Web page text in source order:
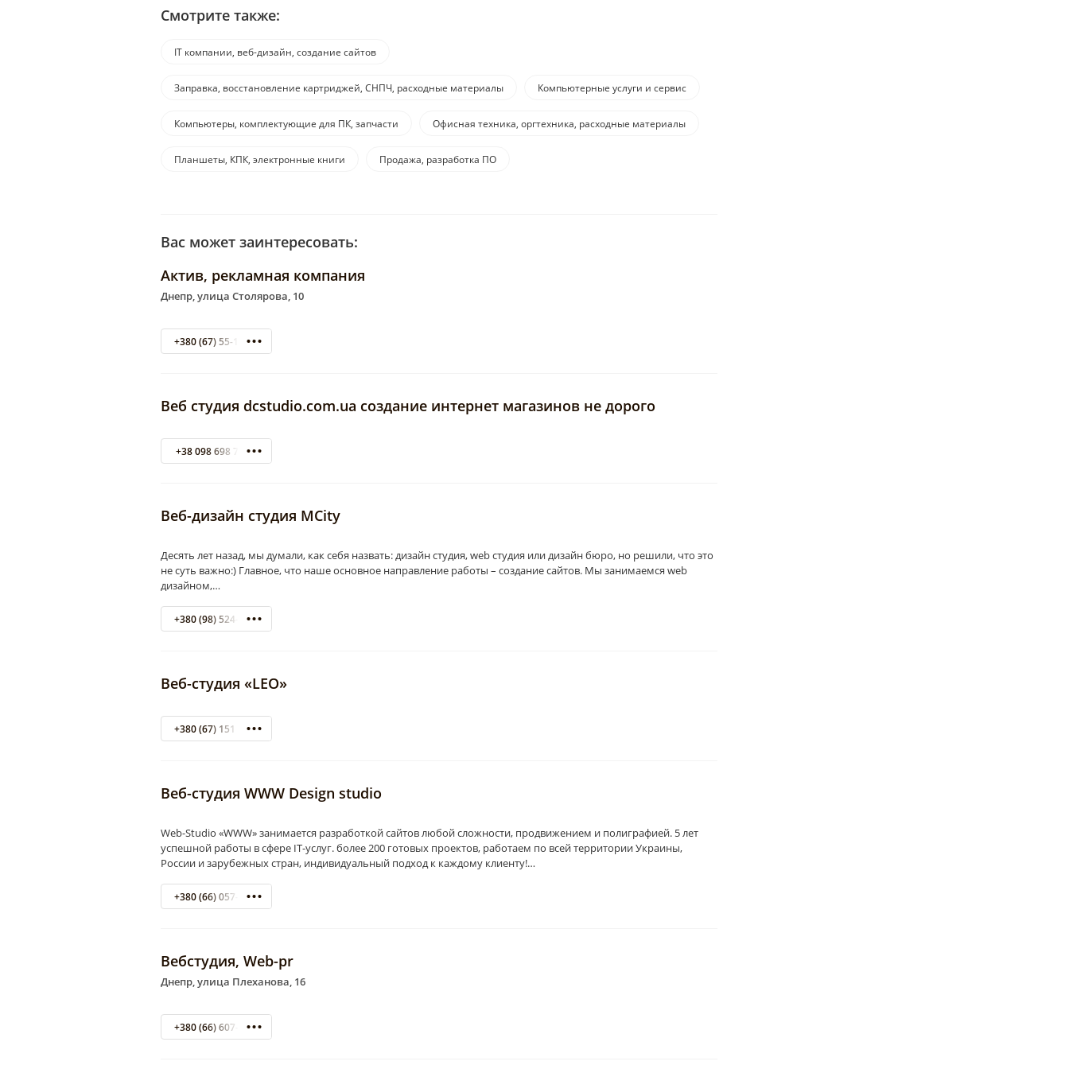
Смотрите также:
IT компании, веб-дизайн, создание сайтов
Заправка, восстановление картриджей, СНПЧ, расходные материалы Компьютерные услуги и сервис
Компьютеры, комплектующие для ПК, запчасти Офисная техника, оргтехника, расходные материалы
Планшеты, КПК, электронные книги Продажа, разработка ПО
Вас может заинтересовать:
Актив, рекламная компания
Днепр, улица Столярова, 10
+380 (67) 55-133-77
Веб студия dcstudio.com.ua создание интернет магазинов не дорого
+38 098 698 76 55
Веб-дизайн студия MСity
Десять лет назад, мы думали, как себя назвать: дизайн студия, web студия или дизайн бюро, но решили, что это
не суть важно:) Главное, что наше основное направление работы – создание сайтов. Мы занимаемся web
дизайном,…
+380 (98) 524-47-47
Веб-студия «LEO»
+380 (67) 151 48 44
Веб-студия WWW Design studio
Web-Studio «WWW» занимается разработкой сайтов любой сложности, продвижением и полиграфией. 5 лет
успешной работы в сфере IT-услуг. более 200 готовых проектов, работаем по всей территории Украины,
России и зарубежных стран, индивидуальный подход к каждому клиенту!…
+380 (66) 057-83-84
Вебстудия, Web-pr
Днепр, улица Плеханова, 16
+380 (66) 607-68-57